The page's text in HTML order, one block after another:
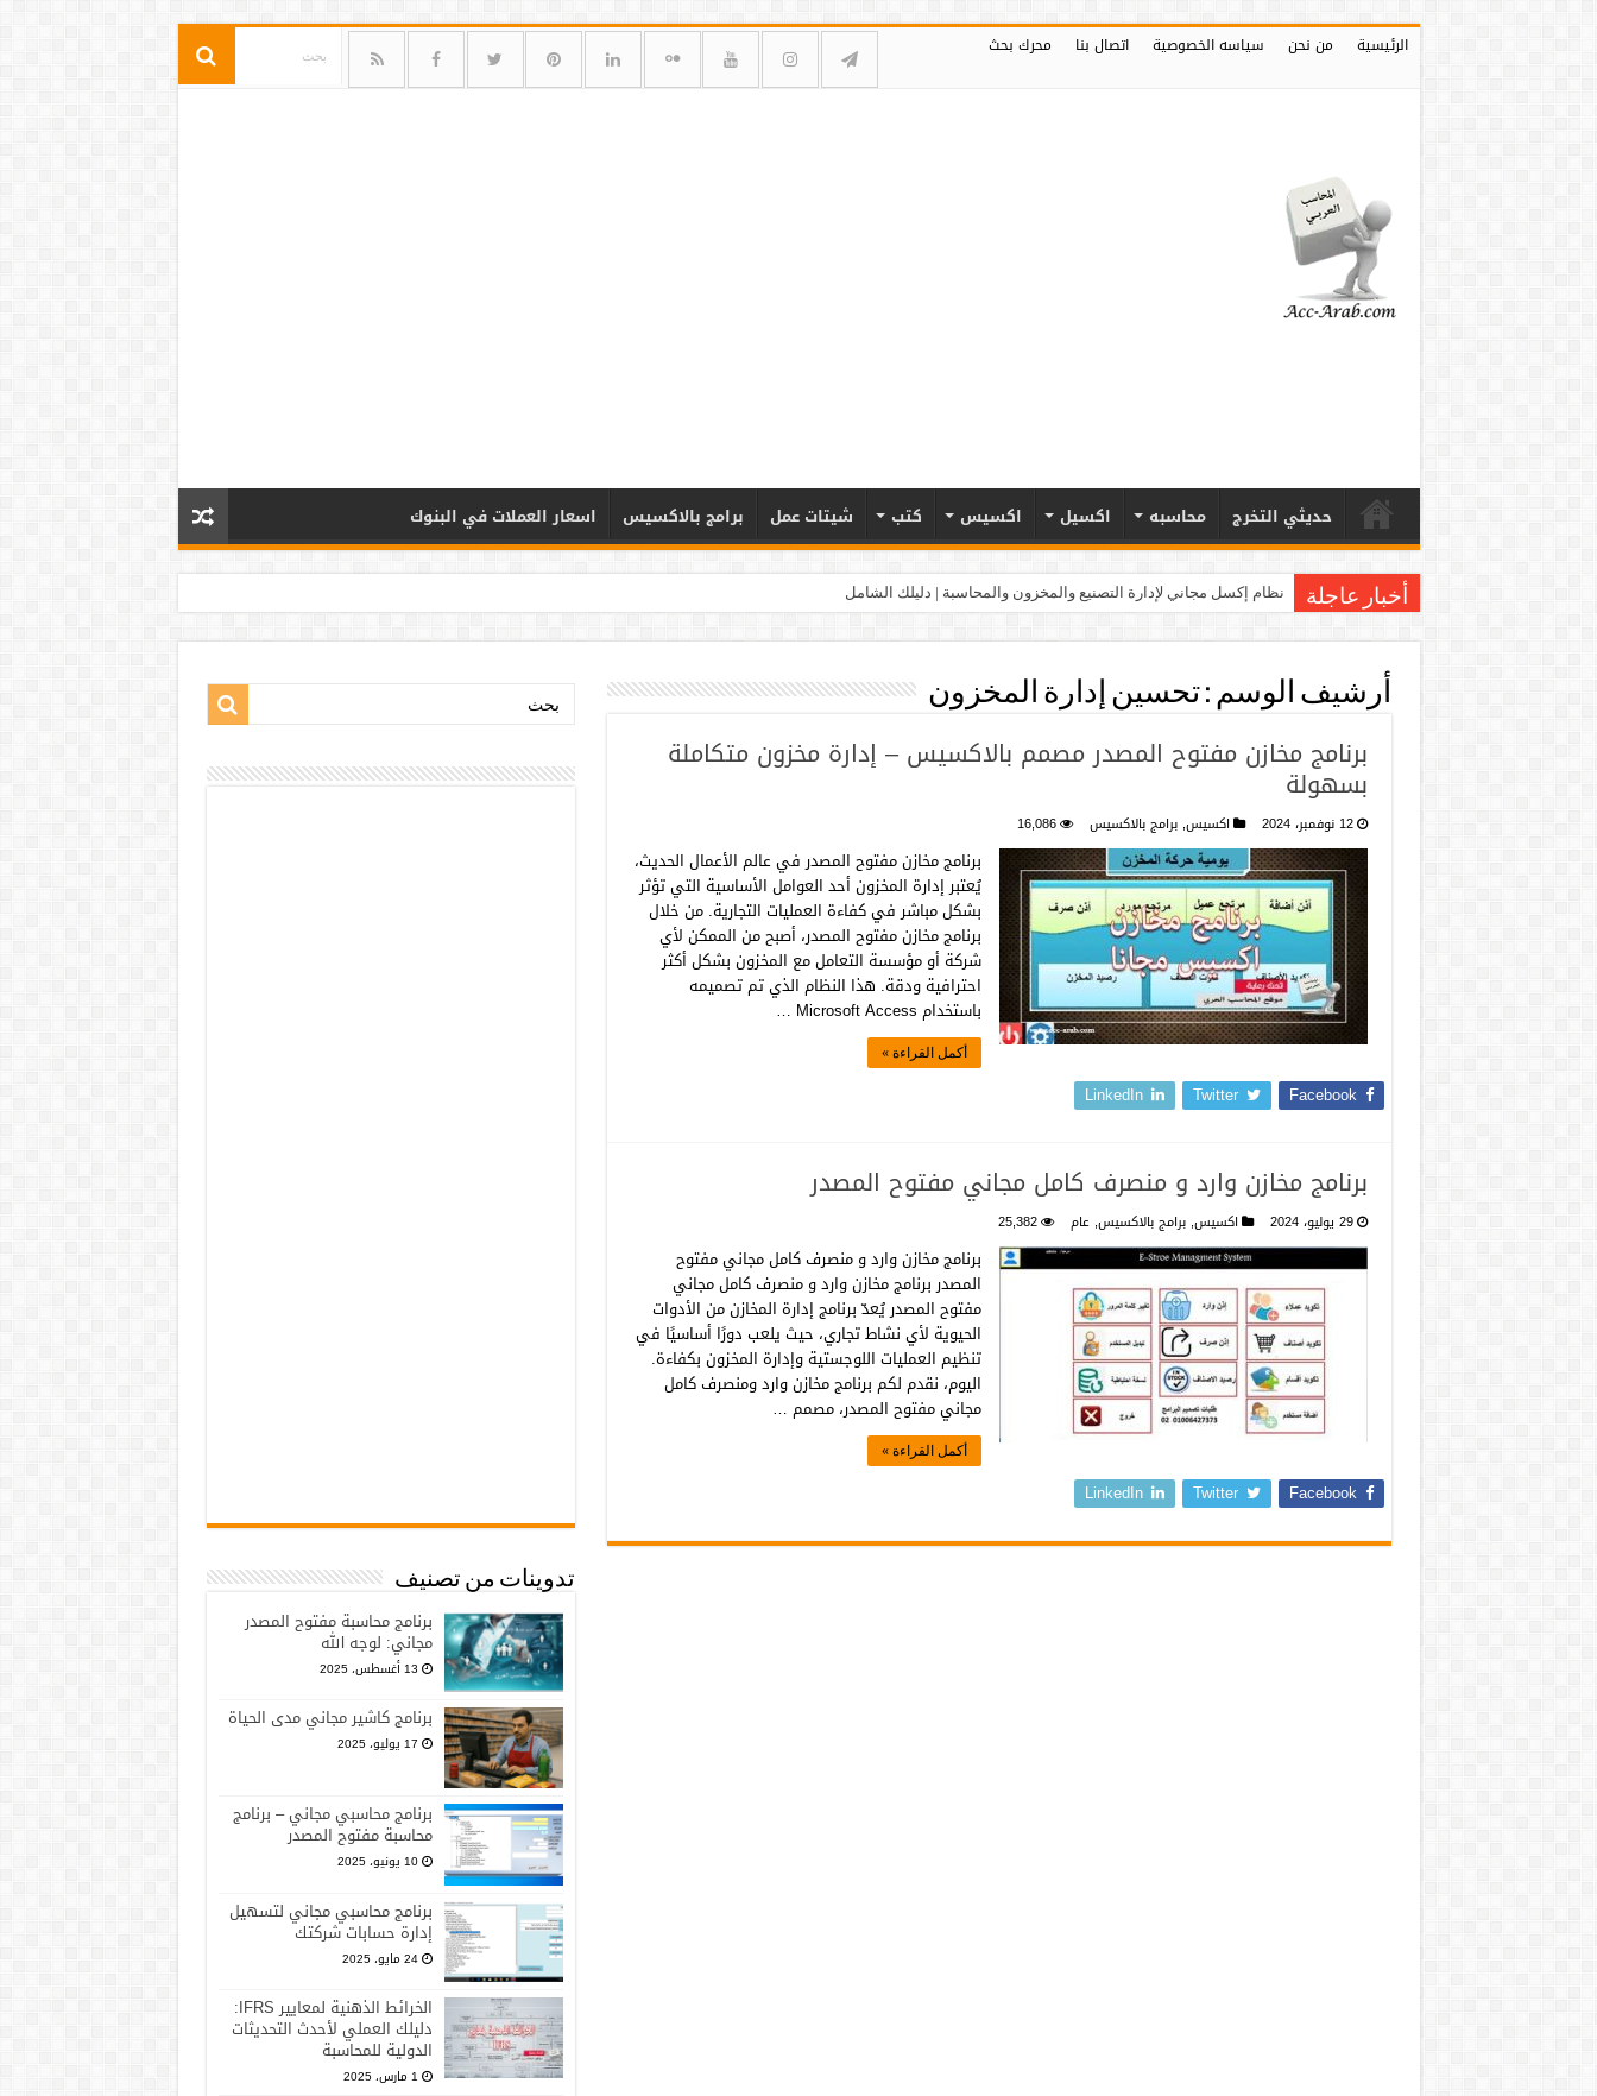
الرئيسية من نحن سياسه الخصوصية اتصال بنا محرك بحث
حديثي التخرج محاسبه اكسيل اكسيس كتب شيتات عمل برامج بالاكسيس اسعار العملات في البنوك
أخبار عاجلة نظام إكسل مجاني لإدارة التصنيع والمخزون والمحاسبة | دليلك الشامل
أرشيف الوسم :تحسين إدارة المخزون
برنامج مخازن مفتوح المصدر مصمم بالاكسيس – إدارة مخزون متكاملة
بسهولة
12 نوفمبر، 2024 اكسيس,برامج بالاكسيس 16,086
برنامج مخازن مفتوح المصدر في عالم الأعمال الحديث،
يُعتبر إدارة المخزون أحد العوامل الأساسية التي تؤثر
بشكل مباشر في كفاءة العمليات التجارية. من خلال
برنامج مخازن مفتوح المصدر، أصبح من الممكن لأي
شركة أو مؤسسة التعامل مع المخزون بشكل أكثر
احترافية ودقة. هذا النظام الذي تم تصميمه
باستخدام Microsoft Access …
أكمل القراءة »
Facebook
Twitter
LinkedIn
برنامج مخازن وارد و منصرف كامل مجاني مفتوح المصدر
29 يوليو، 2024 اكسيس,برامج بالاكسيس,عام 25,382
برنامج مخازن وارد و منصرف كامل مجاني مفتوح
المصدر برنامج مخازن وارد و منصرف كامل مجاني
مفتوح المصدر يُعدّ برنامج إدارة المخازن من الأدوات
الحيوية لأي نشاط تجاري، حيث يلعب دورًا أساسيًا في
تنظيم العمليات اللوجستية وإدارة المخزون بكفاءة.
اليوم، نقدم لكم برنامج مخازن وارد ومنصرف كامل
مجاني مفتوح المصدر، مصمم …
أكمل القراءة »
Facebook
Twitter
LinkedIn
بحث:
تدوينات من تصنيف
برنامج محاسبة مفتوح المصدر
مجاني: لوجه الله
13 أغسطس، 2025
برنامج كاشير مجاني مدى الحياة
17 يوليو، 2025
برنامج محاسبي مجاني – برنامج
محاسبة مفتوح المصدر
10 يونيو، 2025
برنامج محاسبي مجاني لتسهيل
إدارة حسابات شركتك
24 مايو، 2025
الخرائط الذهنية لمعايير IFRS:
دليلك العملي لأحدث التحديثات
الدولية للمحاسبة
1 مارس، 2025